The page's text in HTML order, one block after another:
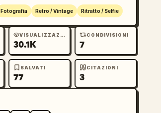
Fotografia Retro / Vintage Ritratto / Selfie
VISUALIZZAZIONI
30.1K
CONDIVISIONI
7
SALVATI
77
CITAZIONI
3